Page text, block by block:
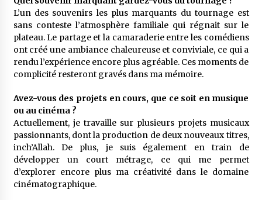
L’un des souvenirs les plus marquants du tournage est
sans conteste l’atmosphère familiale qui régnait sur le
plateau. Le partage et la camaraderie entre les comédiens
ont créé une ambiance chaleureuse et conviviale, ce qui a
rendu l’expérience encore plus agréable. Ces moments de
complicité resteront gravés dans ma mémoire.
Avez-vous des projets en cours, que ce soit en musique
ou au cinéma ?
Actuellement, je travaille sur plusieurs projets musicaux
passionnants, dont la production de deux nouveaux titres,
inch’Allah. De plus, je suis également en train de
développer un court métrage, ce qui me permet
d’explorer encore plus ma créativité dans le domaine
cinématographique.